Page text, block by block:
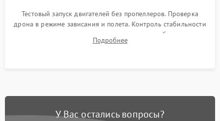
Тестовый запуск двигателей без пропеллеров. Проверка
дрона в режиме зависания и полета. Контроль стабильности
удержания точки, качества передачи видео, работы системы
возврата домой (RTH) и дальности радиосвязи.
Подробнее
У Вас остались вопросы?